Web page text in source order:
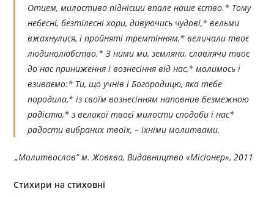
Отцем, милостиво піднісши впале наше єство.* Тому
небесні, безтілесні хори, дивуючись чудові,* вельми
вжахнулися, і пройняті тремтінням,* величали твоє
людинолюбство.* З ними ми, земляни, славлячи твоє
до нас приниження і вознесіння від нас,* молимось і
взиваємо:* Ти, що учнів і Богородицю, яка тебе
породила,* із своїм вознесінням наповнив безмежною
радістю,* з великої твоєї милости сподоби і нас*
радости вибраних твоїх, – їхніми молитвами.
„Молитвослов” м. Жовква, Видавництво «Місіонер», 2011
Стихири на стиховні